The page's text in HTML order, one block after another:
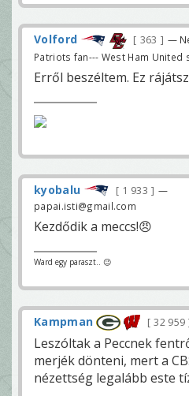
Volford 363
—
Patriots fan--- West Ham United
Erről beszéltem. Ez
kyobalu 1 933
—
papai.isti@gmail.com
Kezdődik a meccs!😠
Ward egy paraszt.. 😉
Kampman 32 959
Leszóltak a Peccnek
merjék dönteni, mert a
nézettség legalább este